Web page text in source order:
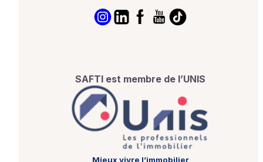
SAFTI est membre de l’UNIS
Mieux vivre l’immobilier